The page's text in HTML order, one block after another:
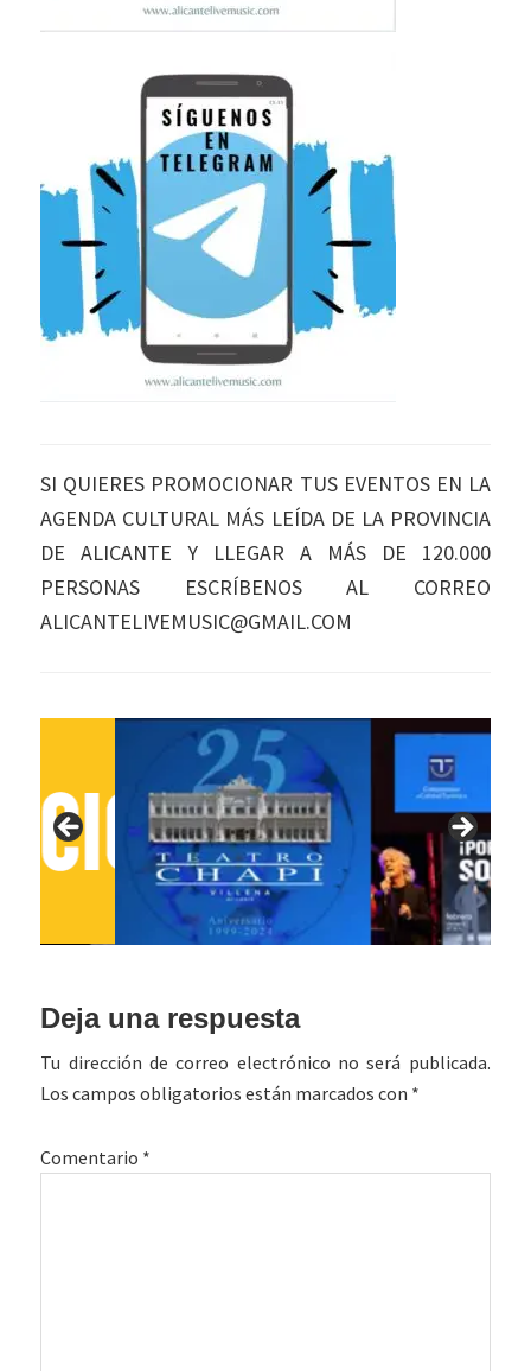
SI QUIERES PROMOCIONAR TUS EVENTOS EN LA
AGENDA CULTURAL MÁS LEÍDA DE LA PROVINCIA
DE ALICANTE Y LLEGAR A MÁS DE 120.000
PERSONAS ESCRÍBENOS AL CORREO
ALICANTELIVEMUSIC@GMAIL.COM
Interacciones
con
los
Deja una respuesta
Tu dirección de correo electrónico no será publicada.
Los campos obligatorios están marcados con *
Comentario *